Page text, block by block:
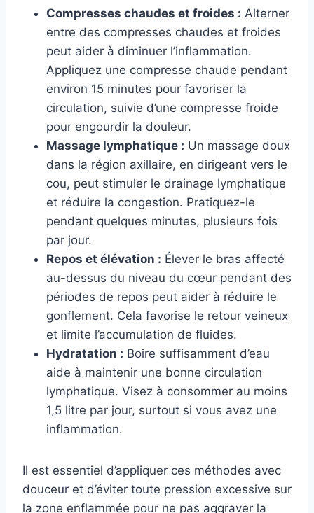
Compresses chaudes et froides : Alterner
entre des compresses chaudes et froides
peut aider à diminuer l’inflammation.
Appliquez une compresse chaude pendant
environ 15 minutes pour favoriser la
circulation, suivie d’une compresse froide
pour engourdir la douleur.
Massage lymphatique : Un massage doux
dans la région axillaire, en dirigeant vers le
cou, peut stimuler le drainage lymphatique
et réduire la congestion. Pratiquez-le
pendant quelques minutes, plusieurs fois
par jour.
Repos et élévation : Élever le bras affecté
au-dessus du niveau du cœur pendant des
périodes de repos peut aider à réduire le
gonflement. Cela favorise le retour veineux
et limite l’accumulation de fluides.
Hydratation : Boire suffisamment d’eau
aide à maintenir une bonne circulation
lymphatique. Visez à consommer au moins
1,5 litre par jour, surtout si vous avez une
inflammation.
Il est essentiel d’appliquer ces méthodes avec
douceur et d’éviter toute pression excessive sur
la zone enflammée pour ne pas aggraver la